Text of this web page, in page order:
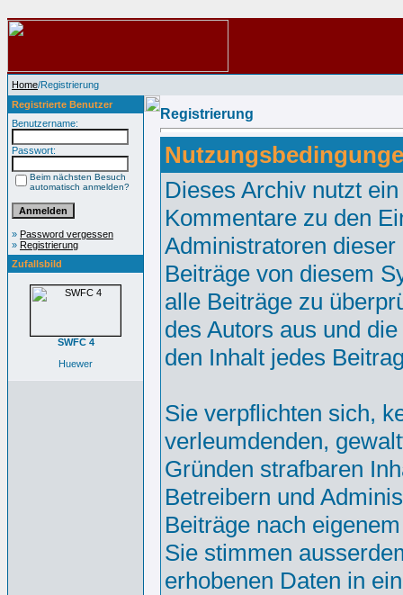
Home/Registrierung
Registrierte Benutzer
Benutzername:
Passwort:
Beim nächsten Besuch
automatisch anmelden?
» Password vergessen
» Registrierung
Zufallsbild
SWFC 4
Huewer
Registrierung
Dieses Archiv nutzt
Kommentare zu den
Administratoren
Beiträge von diesem
alle Beiträge zu
des Autors aus und
den Inhalt jedes
Sie verpflichten sich,
verleumdenden,
Gründen strafbaren
Betreibern und
Beiträge nach
Sie stimmen
erhobenen Daten in